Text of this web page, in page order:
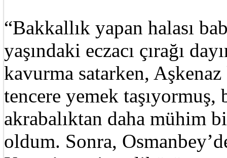
“Bakkallık yapan halası
yaşındaki eczacı çırağı
kavurma satarken,
tencere yemek
akrabalıktan daha mühim
oldum. Sonra,